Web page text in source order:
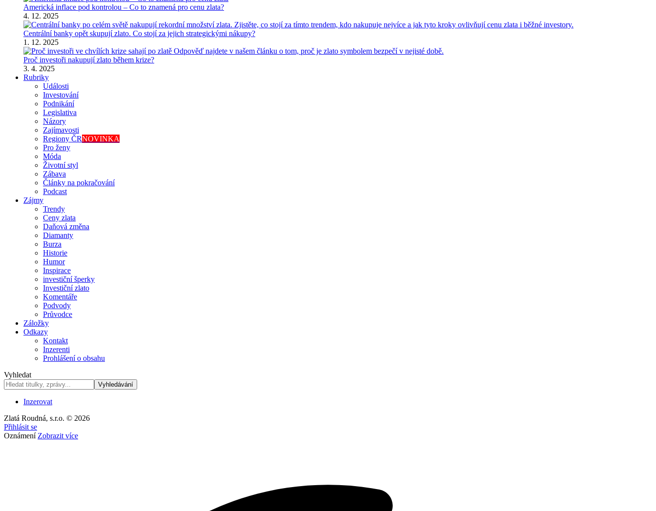
Americká inflace pod kontrolou – Co to znamená pro cenu zlata?
4. 12. 2025
Centrální banky opět skupují zlato. Co stojí za jejich strategickými nákupy?
1. 12. 2025
Proč investoři nakupují zlato během krize?
3. 4. 2025
Rubriky
Události
Investování
Podnikání
Legislativa
Názory
Zajímavosti
Regiony ČRNOVINKA
Pro ženy
Móda
Životní styl
Zábava
Články na pokračování
Podcast
Zájmy
Trendy
Ceny zlata
Daňová změna
Diamanty
Burza
Historie
Humor
Inspirace
investiční šperky
Investiční zlato
Komentáře
Podvody
Průvodce
Záložky
Odkazy
Kontakt
Inzerenti
Prohlášení o obsahu
Vyhledat
Inzerovat
Zlatá Roudná, s.r.o. © 2026
Přihlásit se
Oznámení Zobrazit více